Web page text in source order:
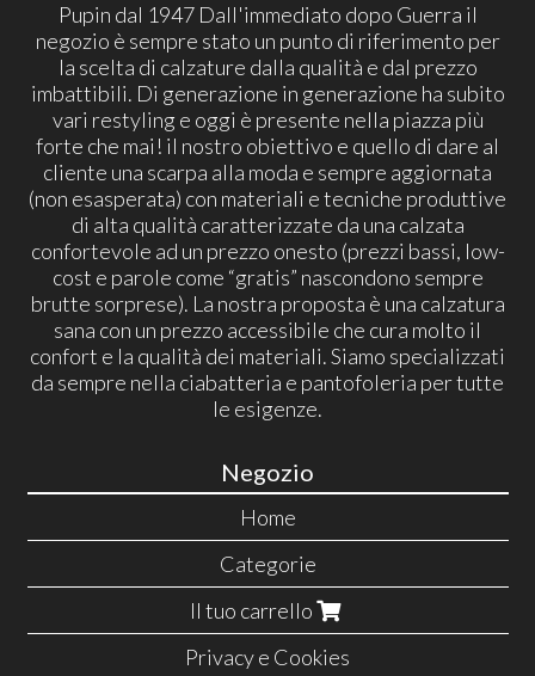
Pupin dal 1947 Dall'immediato dopo Guerra il
negozio è sempre stato un punto di riferimento per
la scelta di calzature dalla qualità e dal prezzo
imbattibili. Di generazione in generazione ha subito
vari restyling e oggi è presente nella piazza più
forte che mai! il nostro obiettivo e quello di dare al
cliente una scarpa alla moda e sempre aggiornata
(non esasperata) con materiali e tecniche produttive
di alta qualità caratterizzate da una calzata
confortevole ad un prezzo onesto (prezzi bassi, low-
cost e parole come “gratis” nascondono sempre
brutte sorprese). La nostra proposta è una calzatura
sana con un prezzo accessibile che cura molto il
confort e la qualità dei materiali. Siamo specializzati
da sempre nella ciabatteria e pantofoleria per tutte
le esigenze.
Negozio
Home
Categorie
Il tuo carrello
Privacy e Cookies